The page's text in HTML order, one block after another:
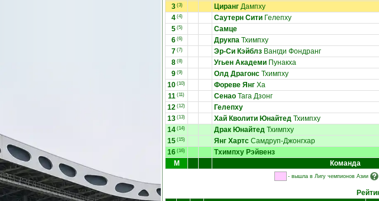
3 (3) Циранг Дампху
4 (4) Саутерн Сити Гелепху
5 (5) Самце
6 (6) Друкпа Тхимпху
7 (7) Эр-Си Кэйблз Вангди Фондранг
8 (8) Угьен Академи Пунакха
9 (9) Олд Драгонс Тхимпху
10 (10) Фореве Янг Ха
11 (11) Сенао Тага Дзонг
12 (12) Гелепху
13 (13) Хай Кволити Юнайтед Тхимпху
14 (14) Драк Юнайтед Тхимпху
15 (15) Янг Хартс Самдруп-Джонгхар
16 (16) Тхимпху Рэйвенз
М
Команда
- вышла в Лигу чемпионов Азии